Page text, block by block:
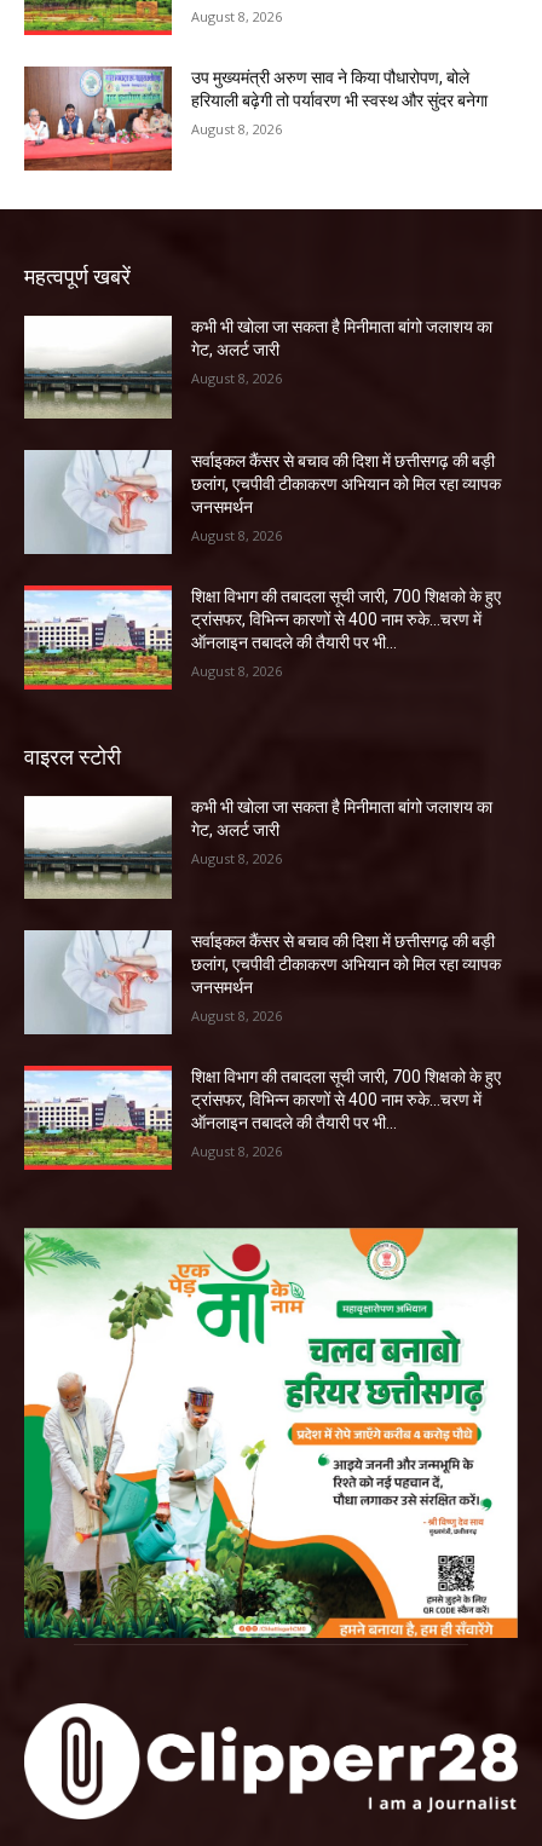
August 8, 2026
उप मुख्यमंत्री अरुण साव ने किया पौधारोपण, बोले
हरियाली बढ़ेगी तो पर्यावरण भी स्वस्थ और सुंदर बनेगा
August 8, 2026
महत्वपूर्ण खबरें
कभी भी खोला जा सकता है मिनीमाता बांगो जलाशय का
गेट, अलर्ट जारी
August 8, 2026
सर्वाइकल कैंसर से बचाव की दिशा में छत्तीसगढ़ की बड़ी
छलांग, एचपीवी टीकाकरण अभियान को मिल रहा व्यापक
जनसमर्थन
August 8, 2026
शिक्षा विभाग की तबादला सूची जारी, 700 शिक्षको के हुए
ट्रांसफर, विभिन्न कारणों से 400 नाम रुके…चरण में
ऑनलाइन तबादले की तैयारी पर भी...
August 8, 2026
वाइरल स्टोरी
कभी भी खोला जा सकता है मिनीमाता बांगो जलाशय का
गेट, अलर्ट जारी
August 8, 2026
सर्वाइकल कैंसर से बचाव की दिशा में छत्तीसगढ़ की बड़ी
छलांग, एचपीवी टीकाकरण अभियान को मिल रहा व्यापक
जनसमर्थन
August 8, 2026
शिक्षा विभाग की तबादला सूची जारी, 700 शिक्षको के हुए
ट्रांसफर, विभिन्न कारणों से 400 नाम रुके…चरण में
ऑनलाइन तबादले की तैयारी पर भी...
August 8, 2026